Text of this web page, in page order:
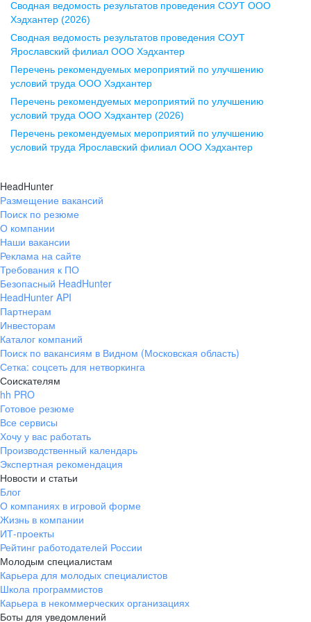
ул. Комиссаржевской, д. 10,
офис 1212
+7 473 280-05-05
pr@vrn.hh.ru
ул. Спартаковская, д. 2А, этаж 3,
помещение 15
+7 843 212-12-50
Екатеринбург
ул. Боевых Дружин, стр. 20,
+7 343 226-79-99
pr@ural.hh.ru
ул. Янковского, д. 169, 7 этаж,
706 каб.
+7 861 205-55-57
pr@krd.hh.ru
Владивосток
пер. Ланинский д. 4, офис 3.4
+7 423 202-33-28
pr@dv.hh.ru
Новосибирск
ул. Большевистская, д. 35,
помещение 21
+7 383 207-94-64
pr@nsk.hh.ru
Минск
Сводная ведомость результатов проведения СОУТ ООО
Хэдхантер (2026)
Сводная ведомость результатов проведения СОУТ
Ярославский филиал ООО Хэдхантер
Перечень рекомендуемых мероприятий по улучшению
условий труда ООО Хэдхантер
Перечень рекомендуемых мероприятий по улучшению
условий труда ООО Хэдхантер (2026)
Перечень рекомендуемых мероприятий по улучшению
условий труда Ярославский филиал ООО Хэдхантер
HeadHunter
Размещение вакансий
Поиск по резюме
О компании
Наши вакансии
Реклама на сайте
Требования к ПО
Безопасный HeadHunter
HeadHunter API
Партнерам
Инвесторам
Каталог компаний
Поиск по вакансиям в Видном (Московская область)
Сетка: соцсеть для нетворкинга
Соискателям
hh PRO
Готовое резюме
Все сервисы
Хочу у вас работать
Производственный календарь
Экспертная рекомендация
Новости и статьи
Блог
О компаниях в игровой форме
Жизнь в компании
ИТ-проекты
Рейтинг работодателей России
Молодым специалистам
Карьера для молодых специалистов
Школа программистов
Карьера в некоммерческих организациях
Боты для уведомлений